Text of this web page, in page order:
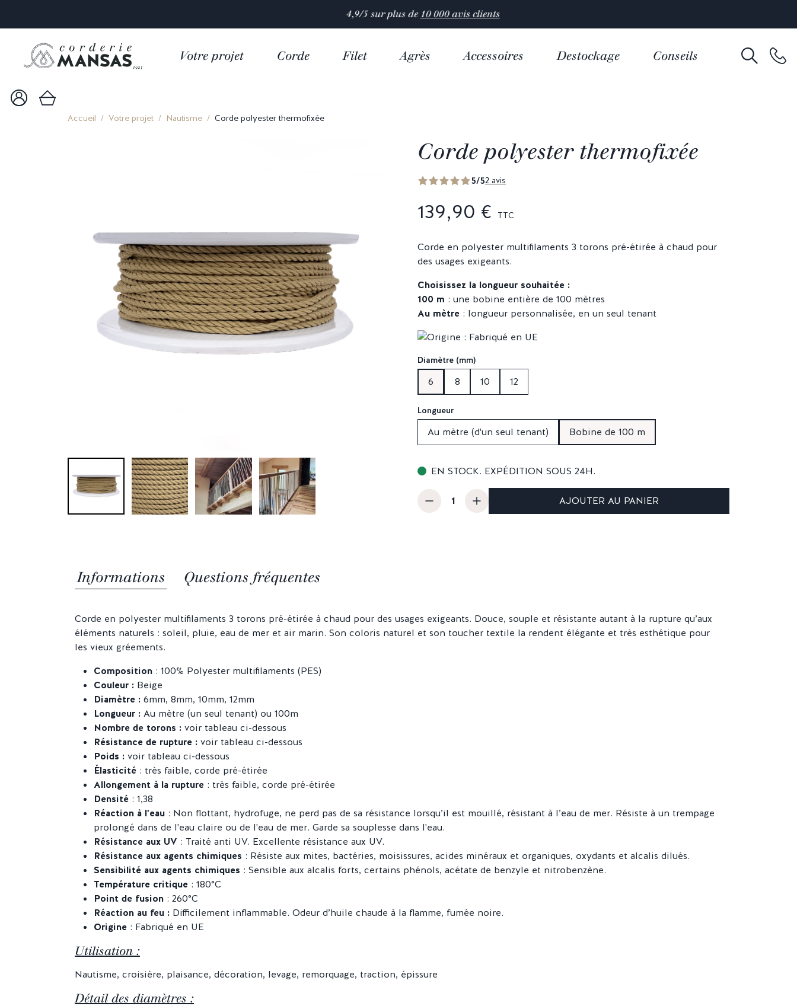
4,9/5 sur plus de10 000 avis clients
Votre projet Corde Filet Agrès Accessoires Destockage Conseils
Accueil Votre projet Nautisme Corde polyester thermofixée
Corde polyester thermofixée
5/52 avis
139,90 € TTC
Corde en polyester multifilaments 3 torons pré-étirée à chaud pour
des usages exigeants.
Choisissez la longueur souhaitée :
100 m : une bobine entière de 100 mètres
Au mètre : longueur personnalisée, en un seul tenant
Diamètre (mm)
6 8 10 12
Longueur
Au mètre (d'un seul tenant) Bobine de 100 m
EN STOCK. EXPÉDITION SOUS 24H.
AJOUTER AU PANIER
Informations Questions fréquentes
Corde en polyester multifilaments 3 torons pré-étirée à chaud pour des usages exigeants. Douce, souple et résistante autant à la rupture qu’aux
éléments naturels : soleil, pluie, eau de mer et air marin. Son coloris naturel et son toucher textile la rendent élégante et très esthétique pour
les vieux gréements.
Composition : 100% Polyester multifilaments (PES)
Couleur : Beige
Diamètre : 6mm, 8mm, 10mm, 12mm
Longueur : Au mètre (un seul tenant) ou 100m
Nombre de torons : voir tableau ci-dessous
Résistance de rupture : voir tableau ci-dessous
Poids : voir tableau ci-dessous
Élasticité : très faible, corde pré-étirée
Allongement à la rupture : très faible, corde pré-étirée
Densité : 1,38
Réaction à l'eau : Non flottant, hydrofuge, ne perd pas de sa résistance lorsqu’il est mouillé, résistant à l’eau de mer. Résiste à un trempage
prolongé dans de l'eau claire ou de l'eau de mer. Garde sa souplesse dans l'eau.
Résistance aux UV : Traité anti UV. Excellente résistance aux UV.
Résistance aux agents chimiques : Résiste aux mites, bactéries, moisissures, acides minéraux et organiques, oxydants et alcalis dilués.
Sensibilité aux agents chimiques : Sensible aux alcalis forts, certains phénols, acétate de benzyle et nitrobenzène.
Température critique : 180°C
Point de fusion : 260°C
Réaction au feu : Difficilement inflammable. Odeur d’huile chaude à la flamme, fumée noire.
Origine : Fabriqué en UE
Utilisation :
Nautisme, croisière, plaisance, décoration, levage, remorquage, traction, épissure
Détail des diamètres :